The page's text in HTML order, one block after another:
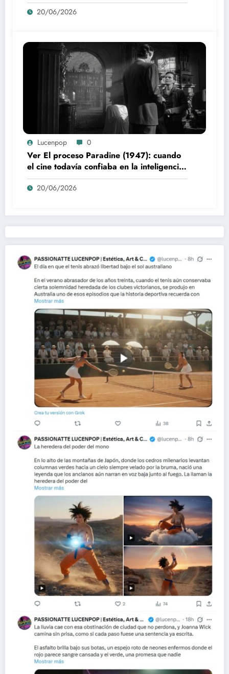
20/06/2026
Lucenpop 0
Ver El proceso Paradine (1947): cuando
el cine todavía confiaba en la inteligencia
del espectador
20/06/2026